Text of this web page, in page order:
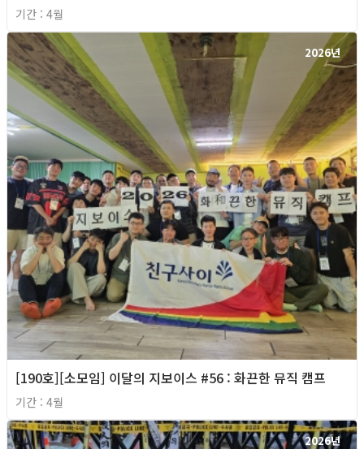
기간 : 4월
2026년
[190호][소모임] 이달의 지보이스 #56 : 화끈한 뮤직 캠프
기간 : 4월
2026년